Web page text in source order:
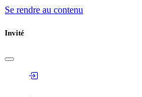
Se rendre au contenu
Invité